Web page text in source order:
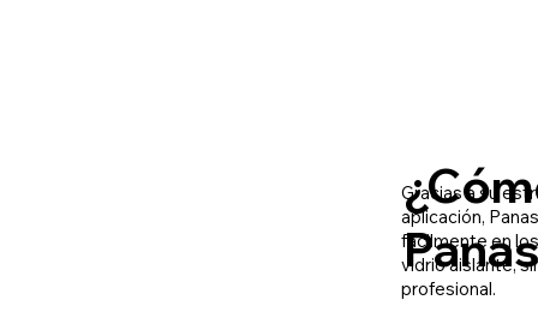
Gracias a su
aplicación,
fácilmente en
vidrio aislante,
profesional.